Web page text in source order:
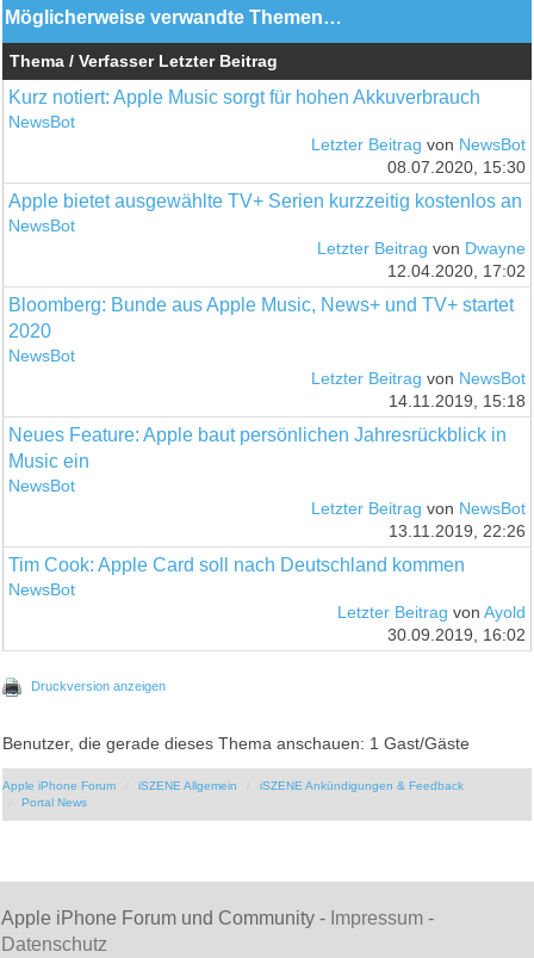
Möglicherweise verwandte Themen…
Thema / Verfasser Letzter Beitrag
Kurz notiert: Apple Music sorgt für hohen Akkuverbrauch
NewsBot
Letzter Beitrag von NewsBot
08.07.2020, 15:30
Apple bietet ausgewählte TV+ Serien kurzzeitig kostenlos an
NewsBot
Letzter Beitrag von Dwayne
12.04.2020, 17:02
Bloomberg: Bunde aus Apple Music, News+ und TV+ startet
2020
NewsBot
Letzter Beitrag von NewsBot
14.11.2019, 15:18
Neues Feature: Apple baut persönlichen Jahresrückblick in
Music ein
NewsBot
Letzter Beitrag von NewsBot
13.11.2019, 22:26
Tim Cook: Apple Card soll nach Deutschland kommen
NewsBot
Letzter Beitrag von Ayold
30.09.2019, 16:02
Druckversion anzeigen
Benutzer, die gerade dieses Thema anschauen: 1 Gast/Gäste
Apple iPhone Forum iSZENE Allgemein
iSZENE Ankündigungen & Feedback
Portal News
Apple iPhone Forum und Community - Impressum -
Datenschutz